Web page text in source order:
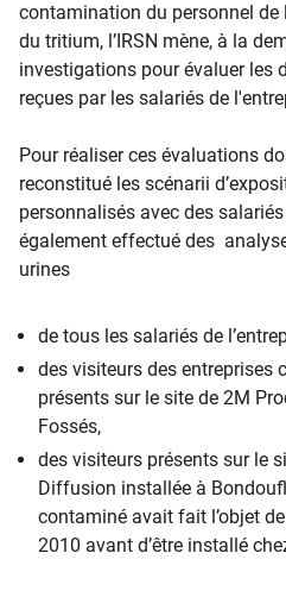
contamination du personnel de
du tritium, l’IRSN mène, à la
investigations pour évaluer les
reçues par les salariés de
Pour réaliser ces évaluations
reconstitué les scénarii
personnalisés avec des
également effectué des
urines
de tous les salariés de
des visiteurs des entreprises
présents sur le site de 2M
Fossés,
des visiteurs présents sur le
Diffusion installée à
contaminé avait fait l’objet
2010 avant d’être installé